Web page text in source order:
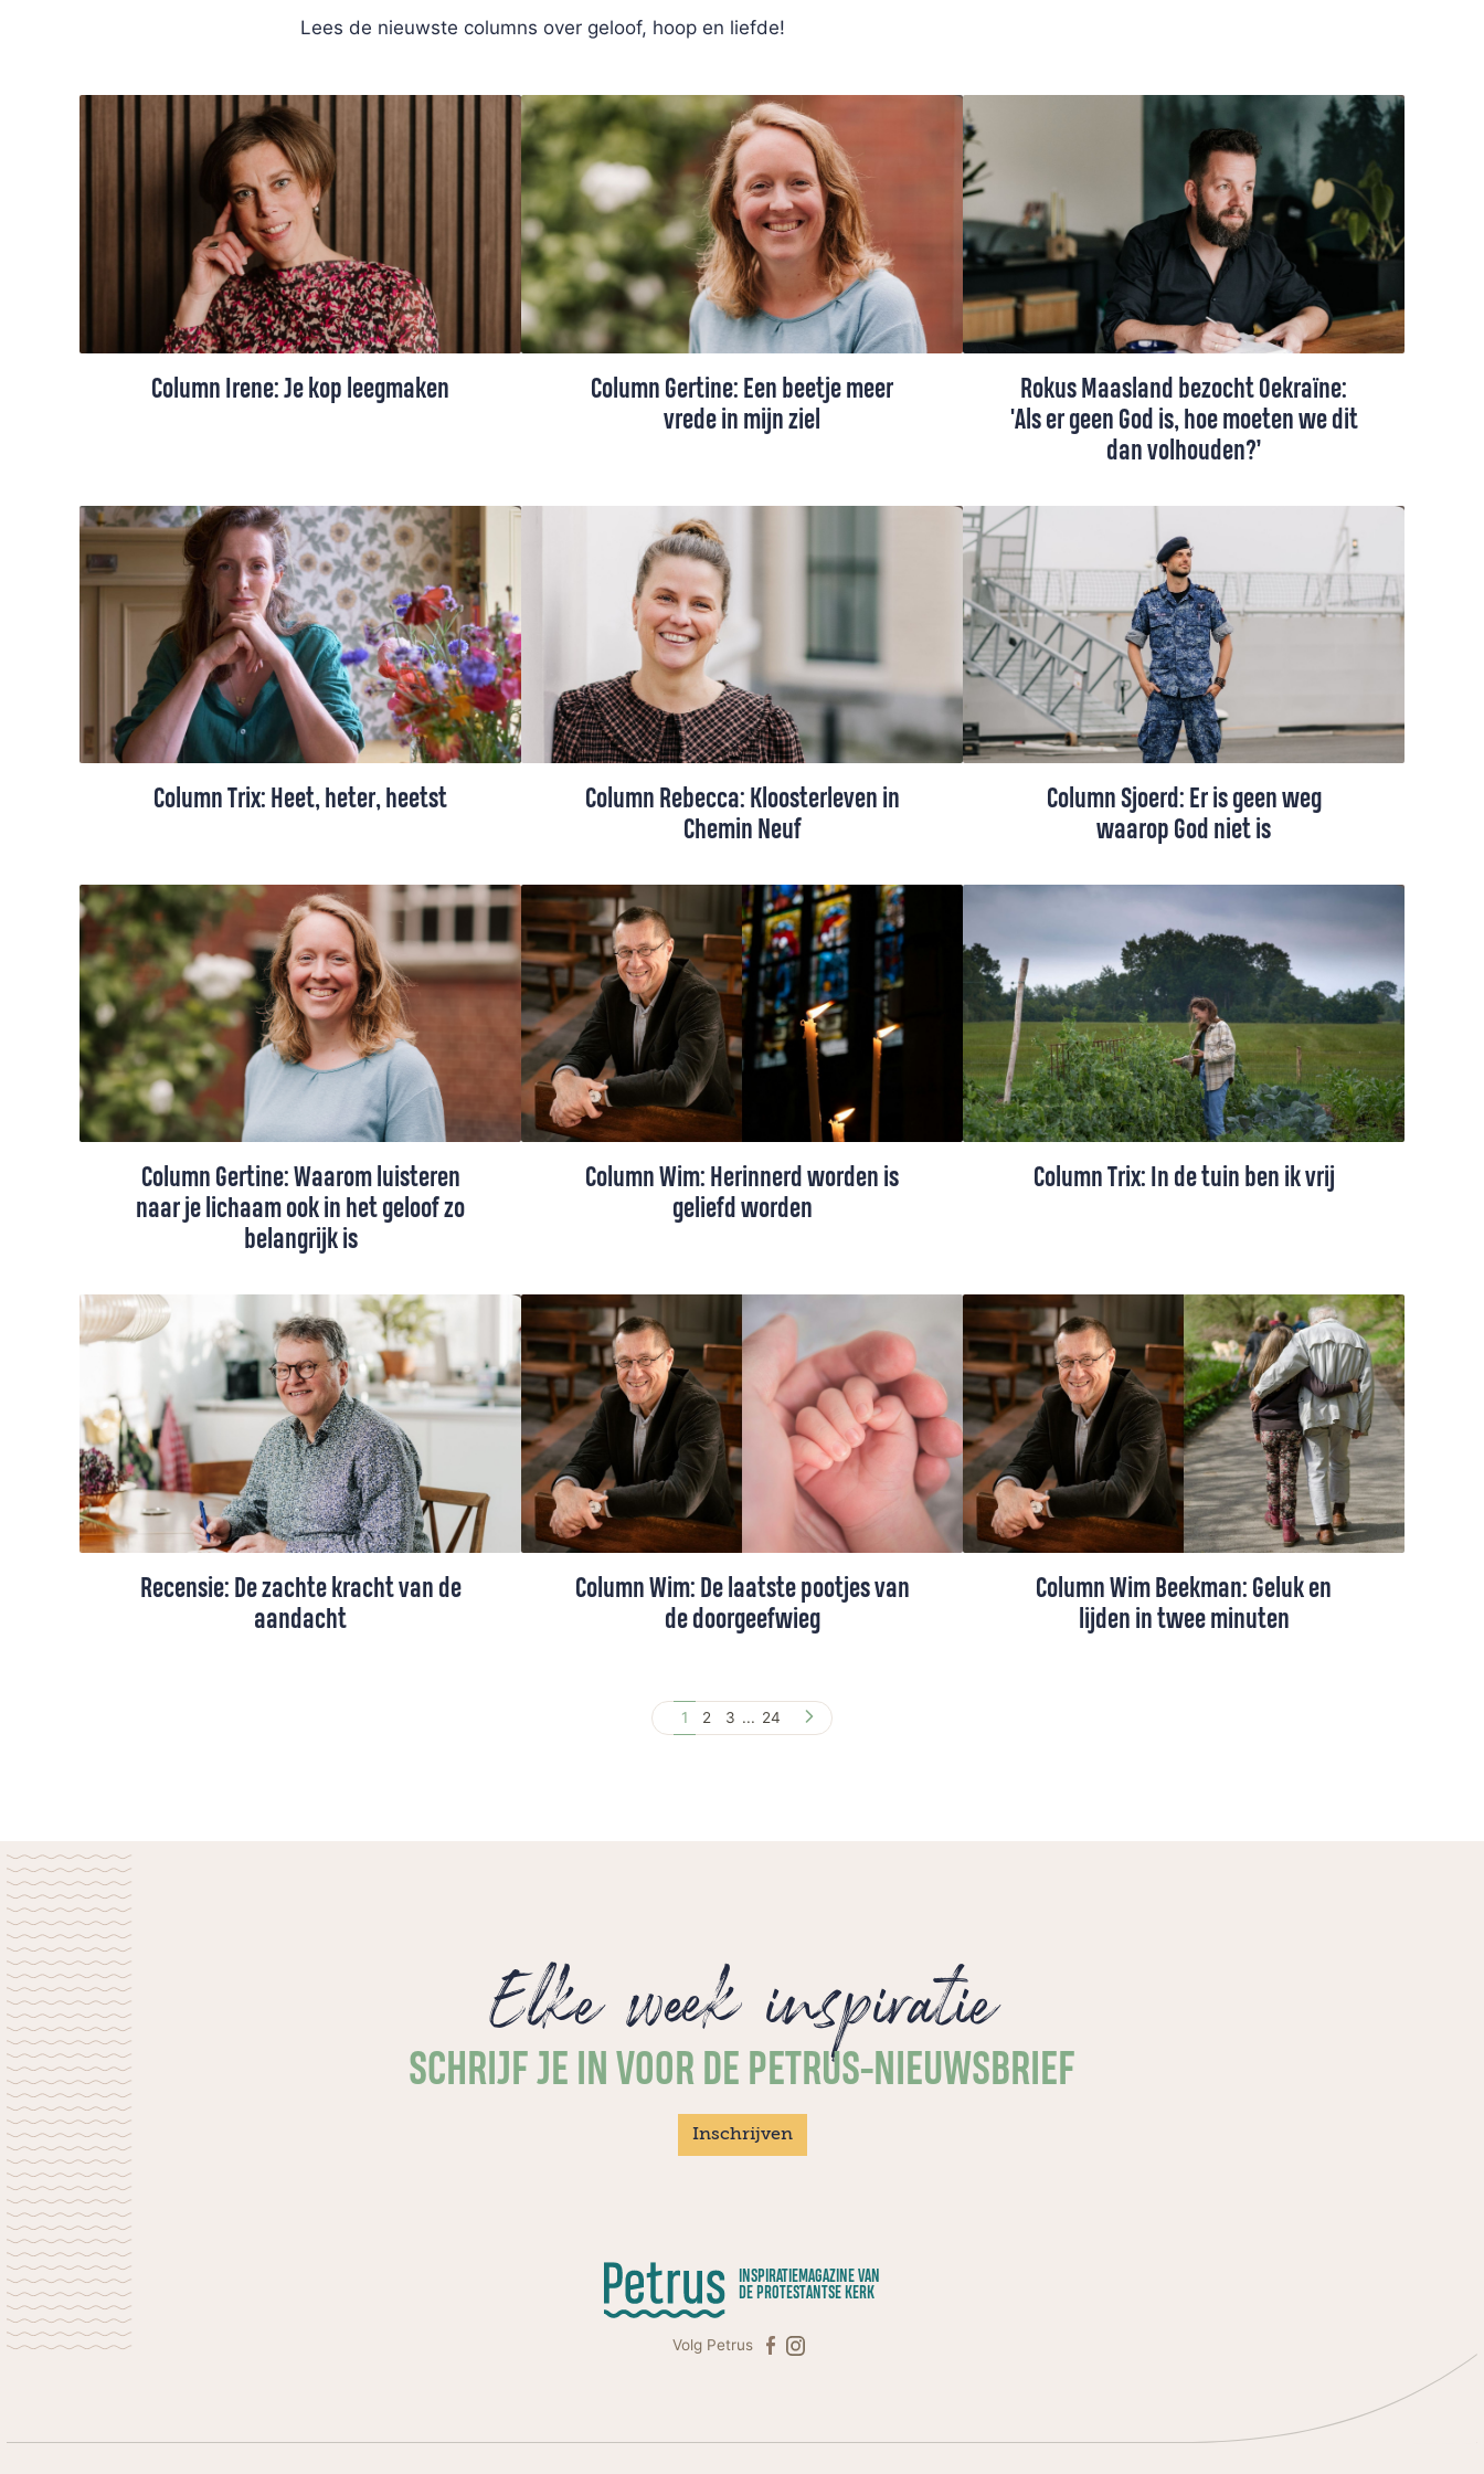
Lees de nieuwste columns over geloof, hoop en liefde!
Column Irene: Je kop leegmaken
leegmaken voordat er weer ruimte komt.
Lege tijd is nodig, een tijd zonder moeten.
Daar is niet per se een vakantie voor
nodig.
Column Gertine: Een beetje meer
vrede in mijn ziel
vredeswake mee in haar kleine
dorpskerkje: "Het was weinig, maar het
was iets".
Rokus Maasland bezocht Oekraïne:
'Als er geen God is, hoe moeten we dit
dan volhouden?’
Onlangs reisde Rokus Maasland naar
Oekraïne, waar de oorlog overal voelbaar
is. De hoop en hopeloosheid waar je in
vredestijd omheen kunt leven, dienen zich
in oorlogstijd met volle kracht aan. Dan
gaat het niet meer over carrière, succes of
status.
Column Trix: Heet, heter, heetst
nachten van de afgelopen weken af hoe
het kan dat we als mensheid zo rustig
blijven onder deze suïcide op
wereldschaal. “We kiezen voor
symptoombestrijding in plaats van
ommekeer.”
Column Rebecca: Kloosterleven in
Chemin Neuf
Rebecca Schoon volgde een stilteretraite
in de abdij van Chemin Neuf in Oosterhout.
Komend uit een vrijzinnige, ‘linkse’ hoek
van de kerk, voelde ze soms best een
cultuurshock. Maar uiteindelijk werd het
een bevrijdende ervaring.
Column Sjoerd: Er is geen weg
waarop God niet is
Vloeken, gebrokenheid, een wereld ver van
de kerk, toch ervaart vlootpredikant Sjoerd
Muller God juist daar onverwacht dichtbij.
Aan de hand van de gelijkenis van de
verloren zoon schrijft hij over verdwalen,
thuiskomen en een God die blijft zoeken.
Column Gertine: Waarom luisteren
naar je lichaam ook in het geloof zo
belangrijk is
Denken en doen. Lichaam en ziel. Het
vieren van het avondmaal is een onmisbare
aanvulling op de woorden die we horen in
de kerk, vindt Gertine Blom.
Column Wim: Herinnerd worden is
geliefd worden
overal plekken tegen waar overleden
dierbaren worden herinnerd. Midden in de
stad, maar ook bijvoorbeeld op bergpaden.
Herinnerd worden is geliefd worden.
Column Trix: In de tuin ben ik vrij
Vahl zich vrij. ‘Dit is de plek waar ik wil
werken. Hier ben ik met God. Hier in de
tuin.’
Recensie: De zachte kracht van de
aandacht
Column Wim: De laatste pootjes van
de doorgeefwieg
er voor Wim Beekman werk aan de winkel.
De wieg moet opgefrist worden. Het geeft
Column Wim Beekman: Geluk en
lijden in twee minuten
1 2 3 ... 24
Elke week inspiratie
SCHRIJF JE IN VOOR DE PETRUS-NIEUWSBRIEF
Inschrijven
INSPIRATIEMAGAZINE VAN
DE PROTESTANTSE KERK
Volg Petrus